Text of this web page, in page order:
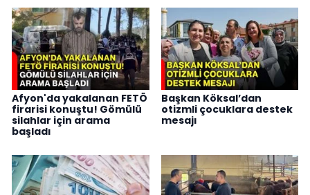
Afyon'da yakalanan FETÖ
firarisi konuştu! Gömülü
silahlar için arama
başladı
Başkan Köksal’dan
otizmli çocuklara destek
mesajı